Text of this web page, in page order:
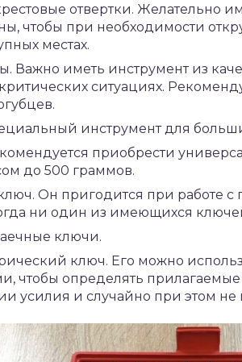
отвертки. Желательно
чтобы при необходимости
местах.
Важно иметь инструмент из
ситуациях.
инструмент для
приобрести
до 500 граммов.
Он пригодится при работе
ни один из имеющихся
ключи.
ключ. Его можно
чтобы определять
усилия и случайно при этом не